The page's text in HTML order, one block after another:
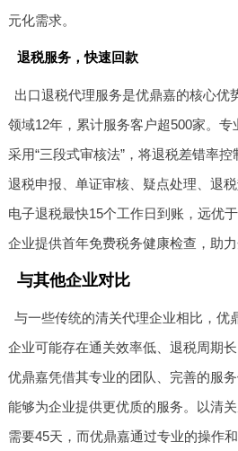
元化需求。
退税服务，快速回款
出口退税代理服务是优鼎嘉的核心优
领域12年，累计服务客户超500家。专
采用“三段式审核法”，将退税差错率
退税申报、单证审核、疑点处理、退
电子退税最快15个工作日到账，远优
企业提供首年免费税务健康检查，助
与其他企业对比
与一些传统的清关代理企业相比，优
企业可能存在通关效率低、退税周期
优鼎嘉凭借其专业的团队、完善的服
能够为企业提供更优质的服务。以清
需要45天，而优鼎嘉通过专业的操作